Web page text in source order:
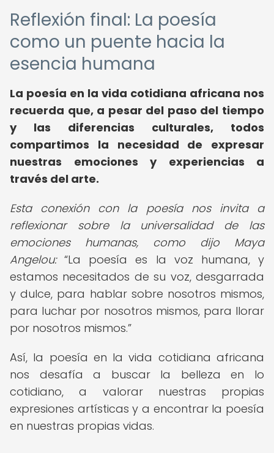
Reflexión final: La poesía
como un puente hacia la
esencia humana
La poesía en la vida cotidiana africana nos
recuerda que, a pesar del paso del tiempo
y las diferencias culturales, todos
compartimos la necesidad de expresar
nuestras emociones y experiencias a
través del arte.
Esta conexión con la poesía nos invita a
reflexionar sobre la universalidad de las
emociones humanas, como dijo Maya
Angelou: La poesía es la voz humana, y
estamos necesitados de su voz, desgarrada
y dulce, para hablar sobre nosotros mismos,
para luchar por nosotros mismos, para llorar
por nosotros mismos.
Así, la poesía en la vida cotidiana africana
nos desafía a buscar la belleza en lo
cotidiano, a valorar nuestras propias
expresiones artísticas y a encontrar la poesía
en nuestras propias vidas.